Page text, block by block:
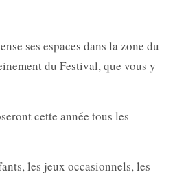
ses espaces dans la zone du
du Festival, que vous y
cette année tous les
les jeux occasionnels, les